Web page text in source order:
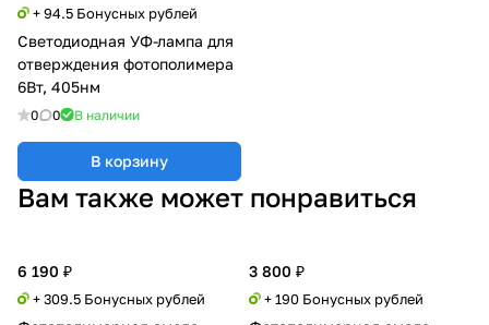
+ 94.5 Бонусных рублей
Светодиодная УФ-лампа для
отверждения фотополимера
6Вт, 405нм
0 0 В наличии
В корзину
Вам также может понравиться
6 190 ₽
+ 309.5 Бонусных рублей
3 800 ₽
+ 190 Бонусных рублей